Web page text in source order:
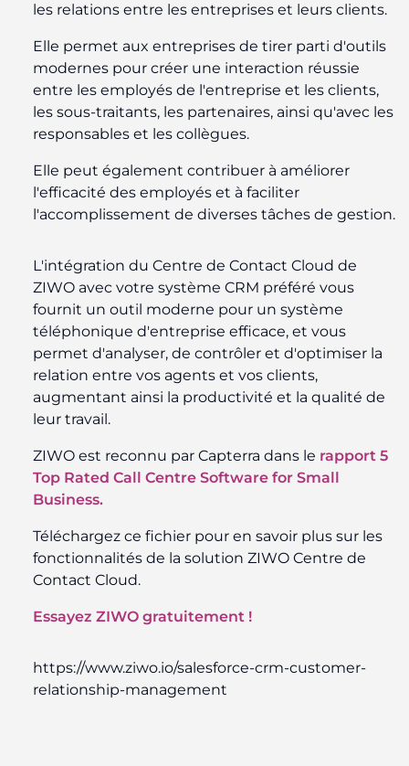
les relations entre les entreprises et leurs clients.
Elle permet aux entreprises de tirer parti d'outils
modernes pour créer une interaction réussie
entre les employés de l'entreprise et les clients,
les sous-traitants, les partenaires, ainsi qu'avec les
responsables et les collègues.
Elle peut également contribuer à améliorer
l'efficacité des employés et à faciliter
l'accomplissement de diverses tâches de gestion.
L'intégration du Centre de Contact Cloud de
ZIWO avec votre système CRM préféré vous
fournit un outil moderne pour un système
téléphonique d'entreprise efficace, et vous
permet d'analyser, de contrôler et d'optimiser la
relation entre vos agents et vos clients,
augmentant ainsi la productivité et la qualité de
leur travail.
ZIWO est reconnu par Capterra dans le rapport 5
Top Rated Call Centre Software for Small
Business.
Téléchargez ce fichier pour en savoir plus sur les
fonctionnalités de la solution ZIWO Centre de
Contact Cloud.
Essayez ZIWO gratuitement !
https://www.ziwo.io/salesforce-crm-customer-
relationship-management